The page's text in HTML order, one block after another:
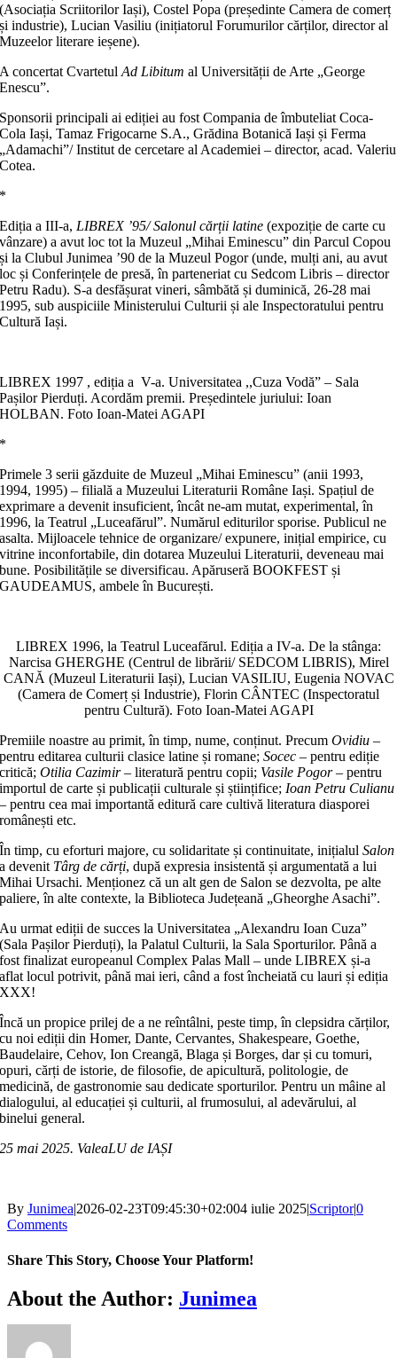
(Asociația Scriitorilor Iași), Costel Popa (președinte Camera de comerț
și industrie), Lucian Vasiliu (inițiatorul Forumurilor cărților, director al
Muzeelor literare ieșene).
A concertat CvartetulAd Libitum al Universității de Arte „George
Enescu”.
Sponsorii principali ai ediției au fost Compania de îmbu­teliat Coca-
Cola Iași, Tamaz Frigocarne S.A., Grădina Bota­nică Iași și Ferma
„Adamachi”/ Institut de cercetare al Aca­de­miei – director, acad. Valeriu
Cotea.
*
Ediția a III-a,LIBREX ʼ95/ Salonul cărții latine (expoziție de carte cu
vânzare) a avut loc tot la Muzeul „Mihai Eminescu” din Parcul Copou
și la Clubul Juni­mea ʼ90 de la Muzeul Pogor (un­de, mulți ani, au avut
loc și Con­ferințele de presă, în parteneriat cu Sedcom Libris – director
Petru Radu). S-a desfășurat vineri, sâm­bătă și duminică, 26-28 mai
1995, sub auspiciile Ministerului Cul­turii și ale Inspectoratului pentru
Cultură Iași.
LIBREX 1997 , ediția a V-a. Universitatea ,,Cuza Vodă” – Sala
Pașilor Pierduți. Acordăm premii. Președintele juriului: Ioan
HOLBAN. Foto Ioan-Matei AGAPI
*
Primele 3 serii găzduite de Muzeul „Mihai Eminescu” (anii 1993,
1994, 1995) – filială a Muzeului Literaturii Române Iași. Spațiul de
exprimare a devenit insuficient, încât ne-am mu­tat, experimental, în
1996, la Teatrul „Luceafărul”. Numă­rul editurilor sporise. Publicul ne
asalta. Mijloacele tehnice de organizare/ expunere, inițial empirice, cu
vitrine inconfor­ta­bile, din dotarea Muzeului Literaturii, deveneau mai
bune. Posi­bilitățile se diversificau. Apăruseră BOOKFEST și
GAUDEAMUS, ambele în București.
LIBREX 1996, la Teatrul Luceafărul. Ediția a IV-a. De la stânga:
Narcisa GHERGHE (Centrul de librării/ SEDCOM LIBRIS), Mirel
CANĂ (Muzeul Literaturii Iași), Lucian VASILIU, Eugenia NOVAC
(Camera de Comerț și Industrie), Florin CÂNTEC (Inspectoratul
pentru Cultură). Foto Ioan-Matei AGAPI
Premiile noastre au primit, în timp, nume, conținut. Pre­cumOvidiu –
pentru editarea culturii clasice latine și romane;Socec – pentru ediție
critică;Otilia Cazimir– literatură pentru copii; Vasile Pogor– pentru
importul de carte și publicații culturale și științifice;Ioan Petru Culianu
– pentru cea mai importantă editură care cultivă literatura diasporei
românești etc.
În timp, cu eforturi majore, cu solidaritate și continuitate, inițialulSalon
a devenit Târg de cărți, după expresia insistentă și argumentată a lui
Mihai Ursachi. Menționez că un alt gen de Salon se dezvolta, pe alte
paliere, în alte contexte, la Biblioteca Județeană „Gheorghe Asachi”.
Au urmat ediții de succes la Universitatea „Alexandru Ioan Cuza”
(Sala Pașilor Pierduți), la Palatul Culturii, la Sala Sporturilor. Până a
fost finalizat europeanul Complex Palas Mall – unde LIBREX și-a
aflat locul potrivit, până mai ieri, când a fost încheiată cu lauri și ediția
XXX!
Încă un propice prilej de a ne reîntâlni, peste timp, în cle­psidra cărților,
cu noi ediții din Homer, Dante, Cervantes, Shakespeare, Goethe,
Baudelaire, Cehov, Ion Creangă, Blaga și Borges, dar și cu tomuri,
opuri, cărți de istorie, de filosofie, de apicultură, politologie, de
medicină, de gastronomie sau dedi­cate sporturilor. Pentru un mâine al
dialogului, al educației și culturii, al frumosului, al adevărului, al
binelui general.
25 mai 2025. ValeaLU de IAȘI
By Junimea|2026-02-23T09:45:30+02:004 iulie 2025|Scriptor|0
Comments
Share This Story, Choose Your Platform!
Facebook
X
Bluesky
Reddit
LinkedIn
WhatsApp
Telegram
Tumblr
Xing
Email
Copy
Link
About the Author: Junimea